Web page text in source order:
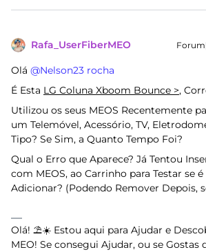
Rafa_UserFiberMEO
Olá ​ @Nelson23 rocha
É Esta LG Coluna Xboom Bounce >,
Utilizou os seus MEOS Recentemente
um Telemóvel, Acessório, TV,
Tipo? Se Sim, a Quanto Tempo Foi?
Qual o Erro que Aparece? Já Tentou
com MEOS, ao Carrinho para Testar se é
Adicionar? (Podendo Remover Depois,
Olá! ⛱️☀️ Estou aqui para Ajudar e
MEO! Se consegui Ajudar, ou se Gostas